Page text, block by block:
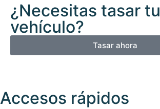
¿Necesitas tasar tu
vehículo?
Tasar ahora
Accesos rápidos